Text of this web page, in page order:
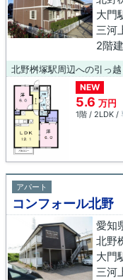
大門
三河
2階
NEW
5.6 万円
1階 / 2LDK /
アパート
コンフォール北野
愛知
北野
大門
三河